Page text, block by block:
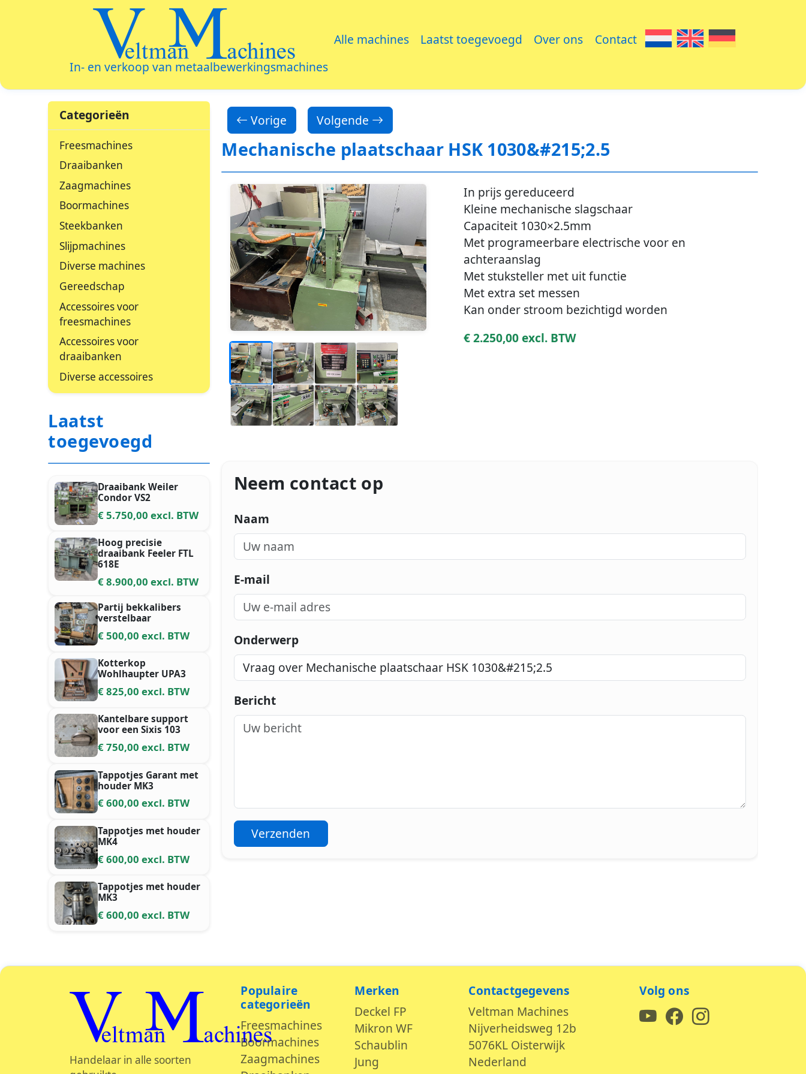
Veltman Machines
In- en verkoop van metaalbewerkingsmachines
Alle machines Laatst toegevoegd Over ons Contact
Categorieën
Freesmachines
Draaibanken
Zaagmachines
Boormachines
Steekbanken
Slijpmachines
Diverse machines
Gereedschap
Accessoires voor
freesmachines
Accessoires voor
draaibanken
Diverse accessoires
Laatst
toegevoegd
Draaibank Weiler
Condor VS2
€ 5.750,00 excl. BTW
Hoog precisie
draaibank Feeler FTL
618E
€ 8.900,00 excl. BTW
Partij bekkalibers
verstelbaar
€ 500,00 excl. BTW
Kotterkop
Wohlhaupter UPA3
€ 825,00 excl. BTW
Kantelbare support
voor een Sixis 103
€ 750,00 excl. BTW
Tappotjes Garant met
houder MK3
€ 600,00 excl. BTW
Tappotjes met houder
MK4
€ 600,00 excl. BTW
Tappotjes met houder
MK3
€ 600,00 excl. BTW
Vorige Volgende
Mechanische plaatschaar HSK 1030&#215;2.5
_
_
_
_
_
In prijs gereduceerd
Kleine mechanische slagschaar
Capaciteit 1030×2.5mm
Met programeerbare electrische voor en
achteraanslag
Met stuksteller met uit functie
Met extra set messen
Kan onder stroom bezichtigd worden
€ 2.250,00 excl. BTW
Neem contact op
Naam
E-mail
Onderwerp
Bericht
Verzenden
Veltman Machines
Handelaar in alle soorten
Populaire
categorieën
Freesmachines
Boormachines
Zaagmachines
Merken
Deckel FP
Mikron WF
Schaublin
Jung
Contactgegevens
Veltman Machines
Nijverheidsweg 12b
5076KL Oisterwijk
Nederland
Volg ons